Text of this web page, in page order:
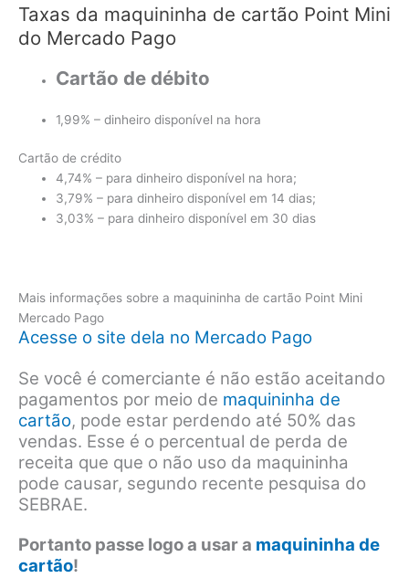
Taxas da maquininha de cartão Point Mini
do Mercado Pago
Cartão de débito
1,99% – dinheiro disponível na hora
Cartão de crédito
4,74% – para dinheiro disponível na hora;
3,79% – para dinheiro disponível em 14 dias;
3,03% – para dinheiro disponível em 30 dias
Mais informações sobre a maquininha de cartão Point Mini
Mercado Pago
Acesse o site dela no Mercado Pago
Se você é comerciante é não estão aceitando
pagamentos por meio de maquininha de
cartão, pode estar perdendo até 50% das
vendas. Esse é o percentual de perda de
receita que que o não uso da maquininha
pode causar, segundo recente pesquisa do
SEBRAE.
Portanto passe logo a usar a maquininha de
cartão!